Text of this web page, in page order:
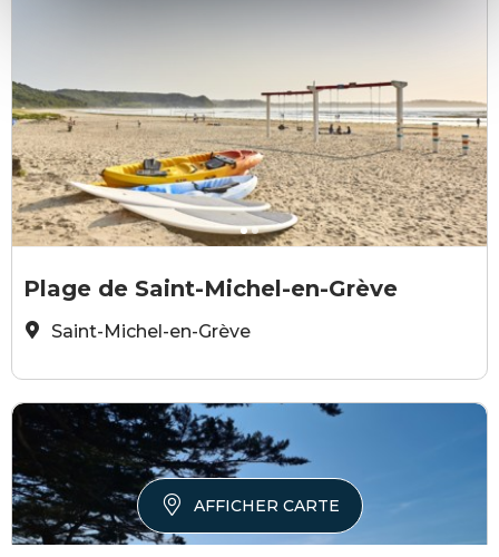
AFFICHER CARTE
Alexandre Lamoureux
Plage de Saint-Michel-en-Grève
Saint-Michel-en-Grève